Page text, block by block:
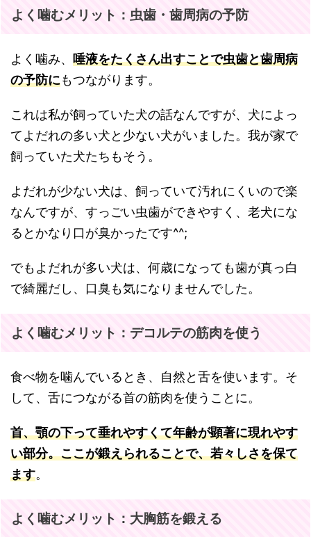
よく噛むメリット：虫歯・歯周病の予防
よく噛み、 唾液をたくさん出すことで虫歯と歯周病
の予防にもつながります。
これは私が飼っていた犬の話なんですが、犬によっ
てよだれの多い犬と少ない犬がいました。我が家で
飼っていた犬たちもそう。
よだれが少ない犬は、飼っていて汚れにくいので楽
なんですが、すっごい虫歯ができやすく、老犬にな
るとかなり口が臭かったです^^;
でもよだれが多い犬は、何歳になっても歯が真っ白
で綺麗だし、口臭も気になりませんでした。
よく噛むメリット：デコルテの筋肉を使う
食べ物を噛んでいるとき、自然と舌を使います。そ
して、舌につながる首の筋肉を使うことに。
首、顎の下って垂れやすくて年齢が顕著に現れやす
い部分。ここが鍛えられることで、若々しさを保て
ます。
よく噛むメリット：大胸筋を鍛える